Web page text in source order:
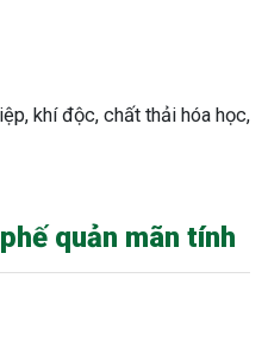
khí độc, chất thải hóa học,
quản mãn tính